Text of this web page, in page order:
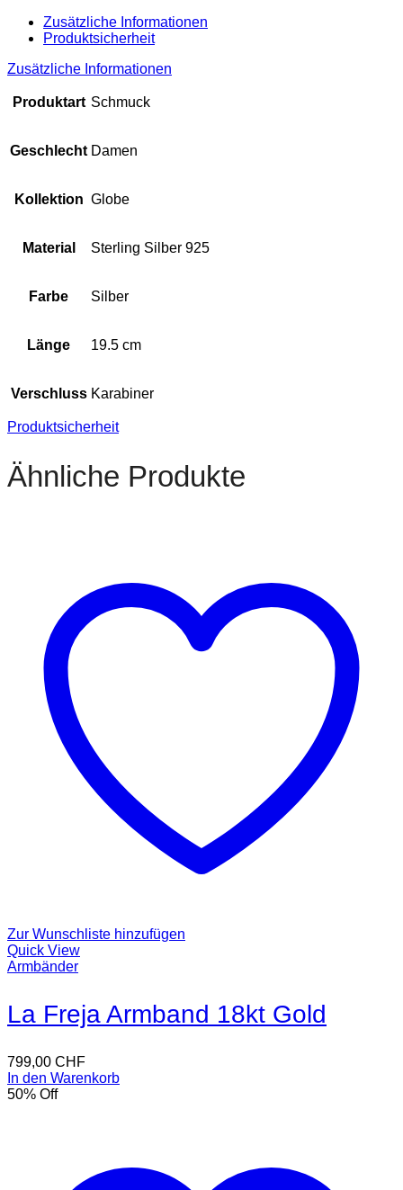
Zusätzliche Informationen
Produktsicherheit
Zusätzliche Informationen
Produktart Schmuck
Geschlecht Damen
Kollektion Globe
Material Sterling Silber 925
Farbe Silber
Länge 19.5 cm
Verschluss Karabiner
Produktsicherheit
Ähnliche Produkte
Zur Wunschliste hinzufügen
Quick View
Armbänder
La Freja Armband 18kt Gold
799,00 CHF
In den Warenkorb
50% Off